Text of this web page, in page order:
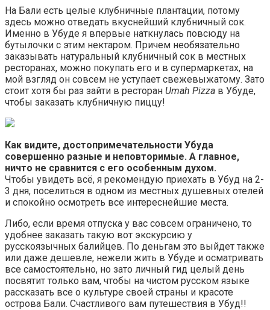
На Бали есть целые клубничные плантации, потому
здесь можно отведать вкуснейший клубничный сок.
Именно в Убуде я впервые наткнулась повсюду на
бутылочки с этим нектаром. Причем необязательно
заказывать натуральный клубничный сок в местных
ресторанах, можно покупать его и в супермаркетах, на
мой взгляд он совсем не уступает свежевыжатому. Зато
стоит хотя бы раз зайти в ресторан Umah Pizza в Убуде,
чтобы заказать клубничную пиццу!
Как видите, достопримечательности Убуда
совершенно разные и неповторимые. А главное,
ничто не сравнится с его особенным духом.
Чтобы увидеть всё, я рекомендую приехать в Убуд на 2-
3 дня, поселиться в одном из местных душевных отелей
и спокойно осмотреть все интереснейшие места.
Либо, если время отпуска у вас совсем ограничено, то
удобнее заказать такую вот экскурсию у
русскоязычных балийцев. По деньгам это выйдет также
или даже дешевле, нежели жить в Убуде и осматривать
все самостоятельно, но зато личный гид целый день
посвятит только вам, чтобы на чистом русском языке
рассказать все о культуре своей страны и красоте
острова Бали. Счастливого вам путешествия в Убуд!!